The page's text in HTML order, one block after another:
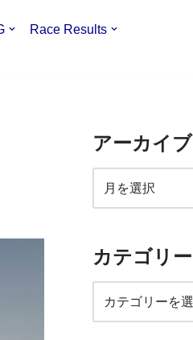
Race Results
アーカイブ
カテゴリー